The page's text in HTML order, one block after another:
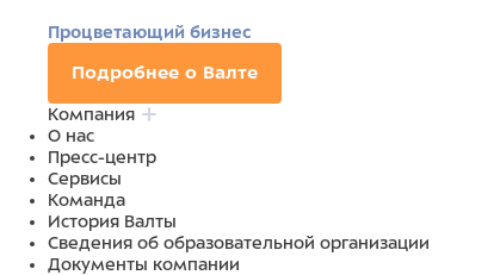
Процветающий бизнес
Подробнее о Валте
Компания
О нас
Пресс-центр
Сервисы
Команда
История Валты
Сведения об образовательной организации
Документы компании